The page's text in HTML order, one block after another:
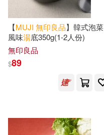
可超商取貨(53)
可海外宅配(15)
可菲律賓店取(12)
【MUJI 無印良品】韓式泡菜
風味湯底350g(1-2人份)
無印良品
$89